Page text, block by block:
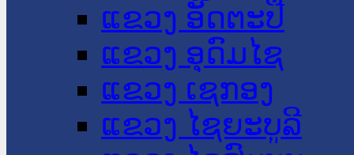
ແຂວງ ອັດຕະປື
ແຂວງ ອຸດົມໄຊ
ແຂວງ ເຊກອງ
ແຂວງ ໄຊຍະບູລີ